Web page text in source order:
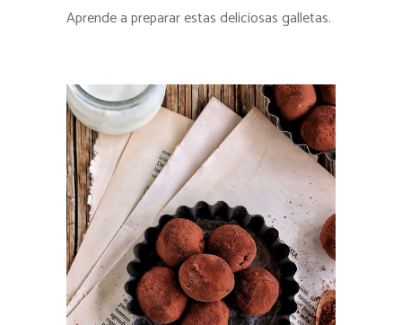
Aprende a preparar estas deliciosas galletas.